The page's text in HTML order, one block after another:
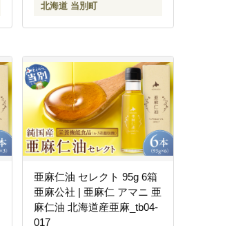
北海道 当別町
亜麻仁油 セレクト 95g 6箱
亜麻公社 | 亜麻仁 アマニ 亜
麻仁油 北海道産亜麻_tb04-
017